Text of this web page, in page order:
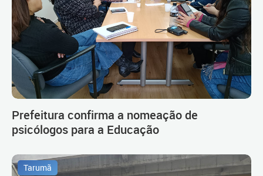
Prefeitura confirma a nomeação de
psicólogos para a Educação
Tarumã